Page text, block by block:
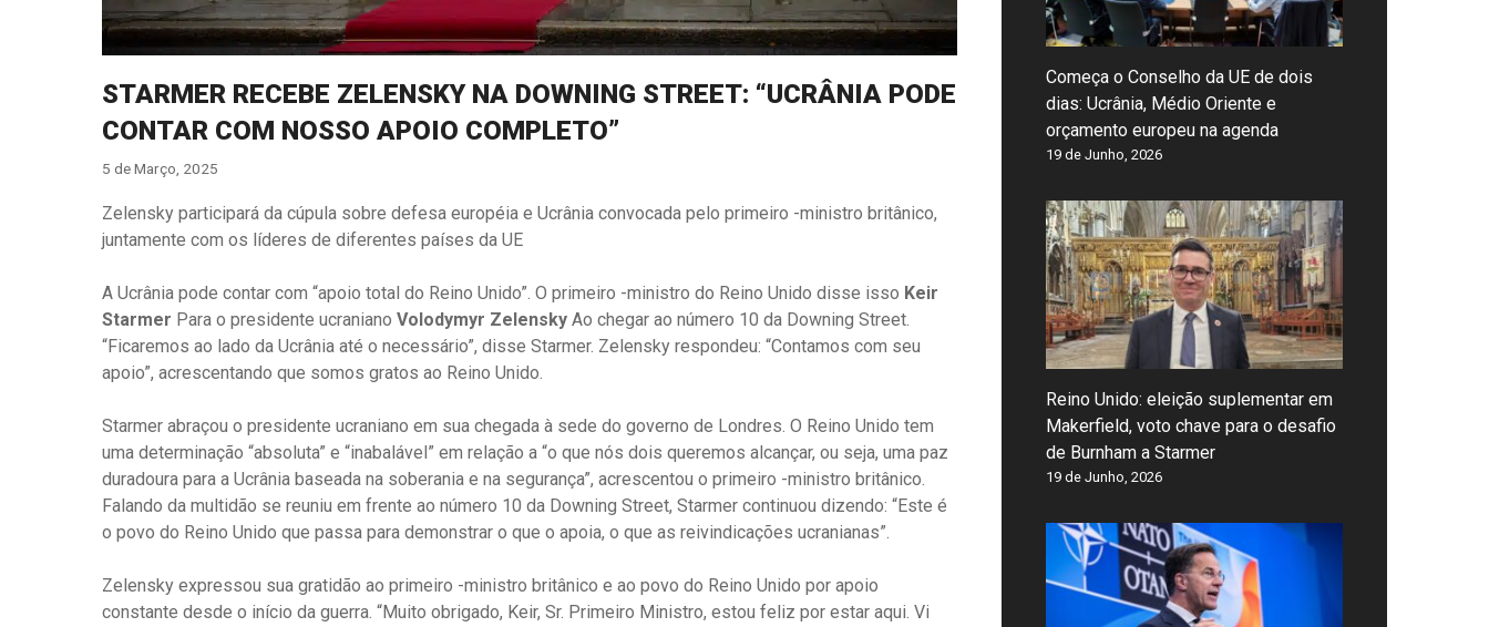
STARMER RECEBE ZELENSKY NA DOWNING STREET: “UCRÂNIA PODE
CONTAR COM NOSSO APOIO COMPLETO”
5 de Março, 2025
Zelensky participará da cúpula sobre defesa européia e Ucrânia convocada pelo primeiro -ministro britânico,
juntamente com os líderes de diferentes países da UE
A Ucrânia pode contar com “apoio total do Reino Unido”. O primeiro -ministro do Reino Unido disse isso Keir
Starmer Para o presidente ucraniano Volodymyr Zelensky Ao chegar ao número 10 da Downing Street.
“Ficaremos ao lado da Ucrânia até o necessário”, disse Starmer. Zelensky respondeu: “Contamos com seu
apoio”, acrescentando que somos gratos ao Reino Unido.
Starmer abraçou o presidente ucraniano em sua chegada à sede do governo de Londres. O Reino Unido tem
uma determinação “absoluta” e “inabalável” em relação a “o que nós dois queremos alcançar, ou seja, uma paz
duradoura para a Ucrânia baseada na soberania e na segurança”, acrescentou o primeiro -ministro britânico.
Falando da multidão se reuniu em frente ao número 10 da Downing Street, Starmer continuou dizendo: “Este é
o povo do Reino Unido que passa para demonstrar o que o apoia, o que as reivindicações ucranianas”.
Zelensky expressou sua gratidão ao primeiro -ministro britânico e ao povo do Reino Unido por apoio
constante desde o início da guerra. “Muito obrigado, Keir, Sr. Primeiro Ministro, estou feliz por estar aqui. Vi
Começa o Conselho da UE de dois
dias: Ucrânia, Médio Oriente e
orçamento europeu na agenda
19 de Junho, 2026
Reino Unido: eleição suplementar em
Makerfield, voto chave para o desafio
de Burnham a Starmer
19 de Junho, 2026